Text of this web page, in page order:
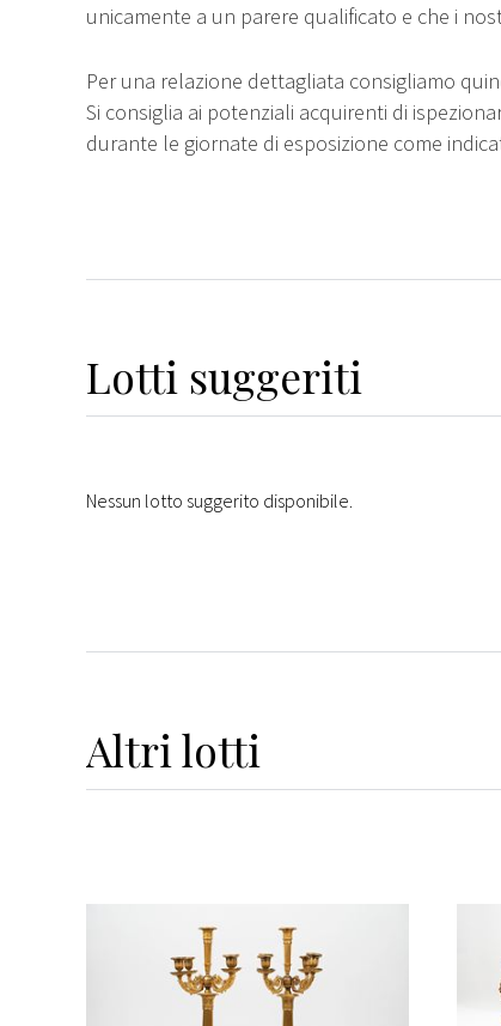
unicamente a un parere qualificato e che i
Per una relazione dettagliata consigliamo
Si consiglia ai potenziali acquirenti di
durante le giornate di esposizione come
Lotti suggeriti
Nessun lotto suggerito disponibile.
Altri lotti